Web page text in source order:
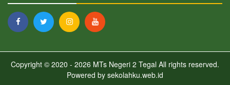
Copyright © 2020 - 2026 MTs Negeri 2 Tegal All rights reserved.
Powered by sekolahku.web.id